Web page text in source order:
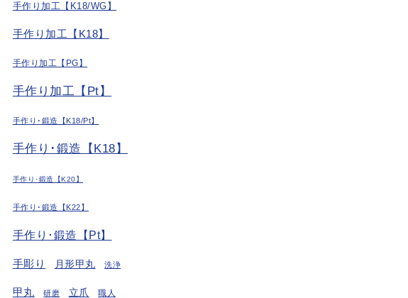
手作り加工【K18/WG】
手作り加工【K18】
手作り加工【PG】
手作り加工【Pt】
手作り･鍛造【K18/Pt】
手作り･鍛造【K18】
手作り･鍛造【K20】
手作り･鍛造【K22】
手作り･鍛造【Pt】
手彫り 月形甲丸 洗浄
甲丸 研磨 立爪 職人